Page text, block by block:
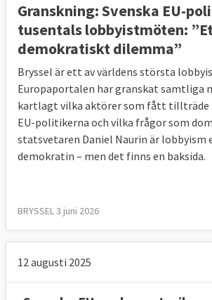
Granskning: Svenska EU-
tusentals lobbyistmöten:
demokratiskt dilemma”
Bryssel är ett av världens största
Europaportalen har granskat samtliga
kartlagt vilka aktörer som fått tillträde
EU-politikerna och vilka frågor som
statsvetaren Daniel Naurin är lobbyism
demokratin – men det finns en baksida.
BRYSSEL 3 juni 2026
12 augusti 2025